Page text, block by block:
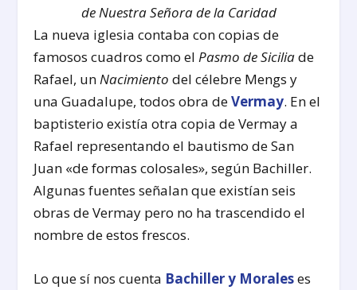
de Nuestra Señora de la Caridad
La nueva iglesia contaba con copias de
famosos cuadros como elPasmo de Siciliade
Rafael, unNacimiento del célebre Mengs y
una Guadalupe, todos obra deVermay. En el
baptisterio existía otra copia de Vermay a
Rafael representando el bautismo de San
Juan «de formas colosales», según Bachiller.
Algunas fuentes señalan que existían seis
obras de Vermay pero no ha trascendido el
nombre de estos frescos.
Lo que sí nos cuenta Bachiller y Moraleses